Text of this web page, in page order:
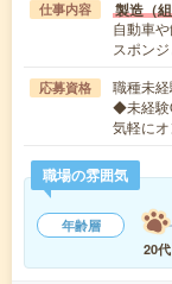
仕事内容 製造（
自動車
スポン
応募資格
職種未
◆未経験
気軽に
職場の雰囲気
年齢層
20代